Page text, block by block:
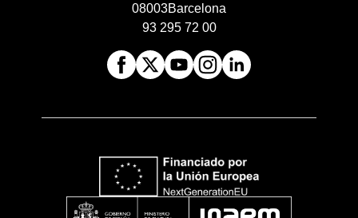
08003Barcelona
93 295 72 00